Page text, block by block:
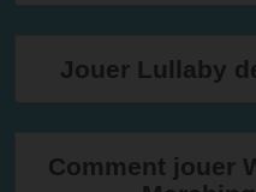
Jouer Lullaby
Comment jouer